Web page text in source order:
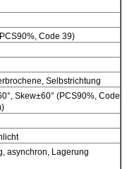
Code 39)
Selbstrichtung
Skew±60° (PCS90%, Code
asynchron, Lagerung